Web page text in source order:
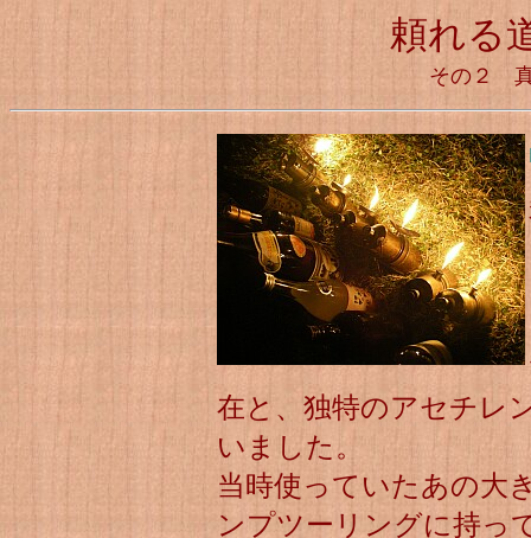
頼れる
その２
在と、独特のアセチレ
いました。
当時使っていたあの大
ンプツーリングに持っ